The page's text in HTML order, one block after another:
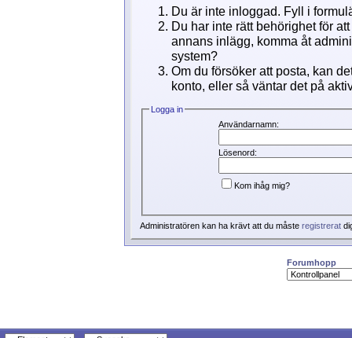
Du är inte inloggad. Fyll i
Du har inte rätt behörighet för
annans inlägg, komma åt
system?
Om du försöker att posta, kan
konto, eller så väntar det på
Logga in
Användarnamn:
Lösenord:
Kom ihåg mig?
Administratören kan ha krävt att du måste registrerat
Forumhopp